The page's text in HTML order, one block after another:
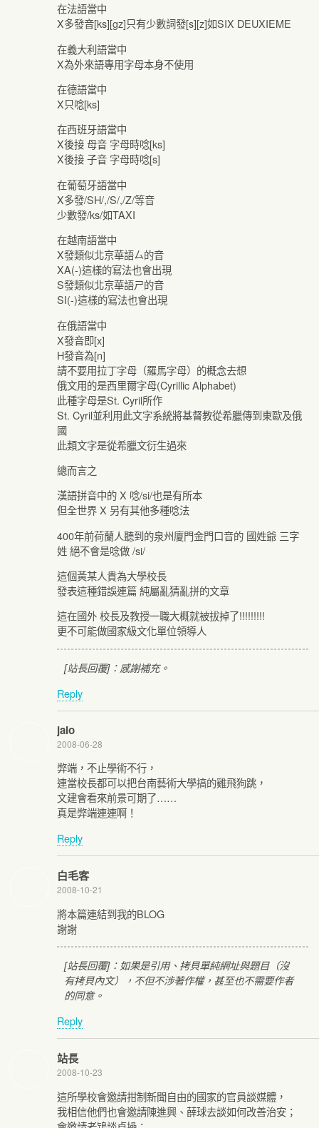
在法語當中
X多發音[ks][gz]只有少數詞發[s][z]如SIX DEUXIEME
在義大利語當中
X為外來語專用字母本身不使用
在德語當中
X只唸[ks]
在西班牙語當中
X後接 母音 字母時唸[ks]
X後接 子音 字母時唸[s]
在葡萄牙語當中
X多發/SH/,/S/,/Z/等音
少數發/ks/如TAXI
在越南語當中
X發類似北京華語ㄙ的音
XA(-)這樣的寫法也會出現
S發類似北京華語ㄕ的音
SI(-)這樣的寫法也會出現
在俄語當中
X發音即[x]
H發音為[n]
請不要用拉丁字母（羅馬字母）的概念去想
俄文用的是西里爾字母(Cyrillic Alphabet)
此種字母是St. Cyril所作
St. Cyril並利用此文字系統將基督教從希臘傳到東歐及俄
國
此類文字是從希臘文衍生過來
總而言之
漢語拼音中的 X 唸/si/也是有所本
但全世界 X 另有其他多種唸法
400年前荷蘭人聽到的泉州廈門金門口音的 國姓爺 三字
姓 絕不會是唸做 /si/
這個黃某人貴為大學校長
發表這種錯誤連篇 純屬亂猜亂拼的文章
這在國外 校長及教授一職大概就被拔掉了!!!!!!!!!
更不可能做國家級文化單位領導人
[站長回覆]：感謝補充。
Reply
jalo
2008-06-28
弊端，不止學術不行，
連當校長都可以把台南藝術大學搞的雞飛狗跳，
文建會看來前景可期了……
真是弊端連連啊！
Reply
白毛客
2008-10-21
將本篇連結到我的BLOG
謝謝
[站長回覆]：如果是引用、拷貝單純網址與題目（沒
有拷貝內文），不但不涉著作權，甚至也不需要作者
的同意。
Reply
站長
2008-10-23
這所學校會邀請拑制新聞自由的國家的官員談媒體，
我相信他們也會邀請陳進興、薛球去談如何改善治安；